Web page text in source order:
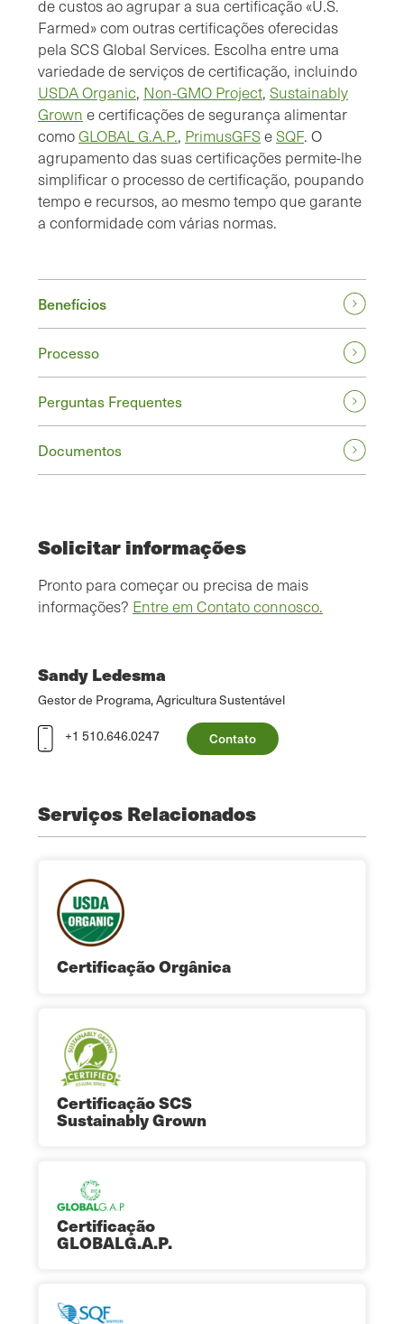
de custos ao agrupar a sua certificação «U.S.
Farmed» com outras certificações oferecidas
pela SCS Global Services. Escolha entre uma
variedade de serviços de certificação, incluindo
USDA Organic, Non-GMO Project, Sustainably
Grown e certificações de segurança alimentar
comoGLOBAL G.A.P., PrimusGFSeSQF. O
agrupamento das suas certificações permite-lhe
simplificar o processo de certificação, poupando
tempo e recursos, ao mesmo tempo que garante
a conformidade com várias normas.
Benefícios
Processo
Perguntas Frequentes
Documentos
Solicitar informações
Pronto para começar ou precisa de mais
informações? Entre em Contato connosco.
Sandy Ledesma
Gestor de Programa, Agricultura Sustentável
+1 510.646.0247
Contato
Serviços Relacionados
Certificação Orgânica
Certificação SCS
Sustainably Grown
Certificação
GLOBALG.A.P.